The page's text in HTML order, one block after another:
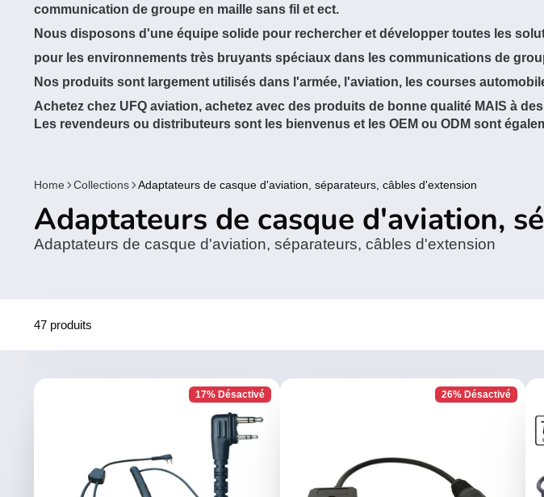
communication de groupe en maille sans fil et ect.
Nous disposons d'une équipe solide pour rechercher et développer toutes les
pour les environnements très bruyants spéciaux dans les communications de
Nos produits sont largement utilisés dans l'armée, l'aviation, les courses
Achetez chez UFQ aviation, achetez avec des produits de bonne qualité MAIS à
Les revendeurs ou distributeurs sont les bienvenus et les OEM ou ODM sont
Home Collections Adaptateurs de casque d'aviation, séparateurs, câbles d'extension
Adaptateurs de casque d'aviation,
Adaptateurs de casque d'aviation, séparateurs, câbles d'extension
47 produits
17% Désactivé 26% Désactivé